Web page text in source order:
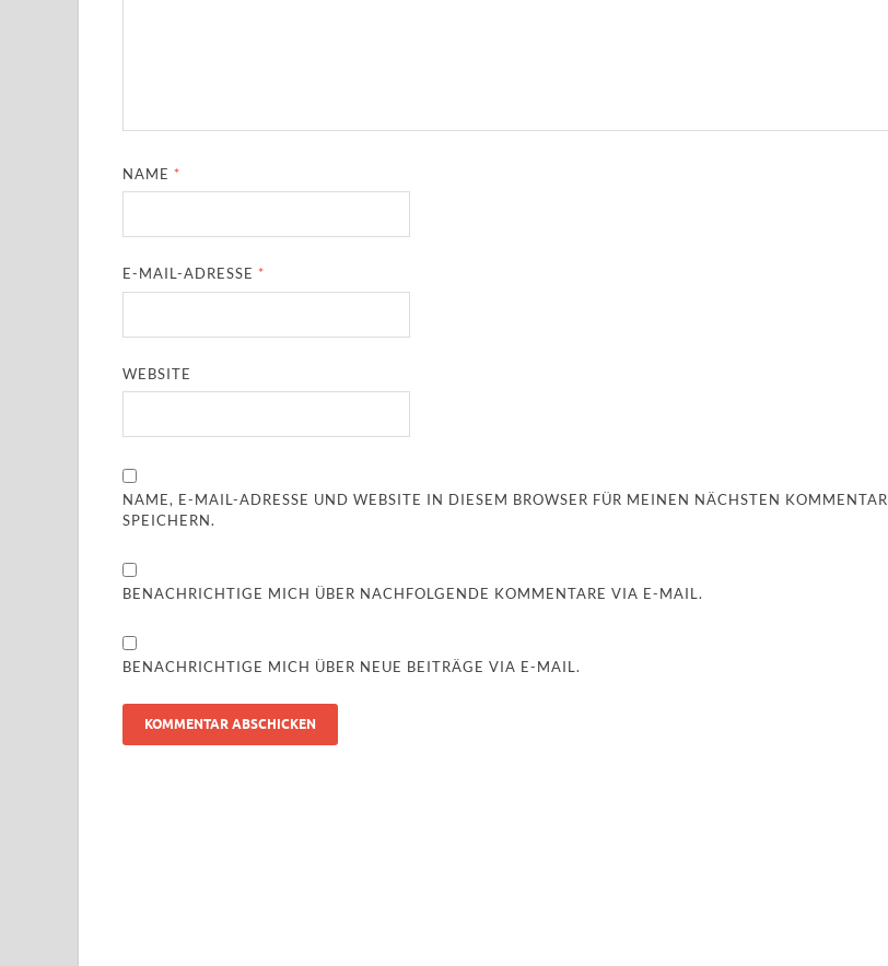
NAME *
E-MAIL-ADRESSE *
WEBSITE
NAME, E-MAIL-ADRESSE UND WEBSITE IN DIESEM BROWSER FÜR MEINEN NÄCHSTEN KOMMENTAR
SPEICHERN.
BENACHRICHTIGE MICH ÜBER NACHFOLGENDE KOMMENTARE VIA E-MAIL.
BENACHRICHTIGE MICH ÜBER NEUE BEITRÄGE VIA E-MAIL.